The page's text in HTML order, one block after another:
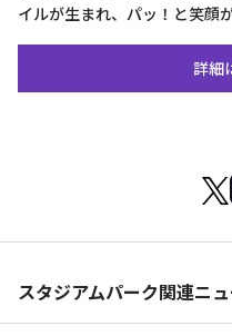
イルが生まれ、パッ！と笑顔
詳細
スタジアムパーク関連ニ